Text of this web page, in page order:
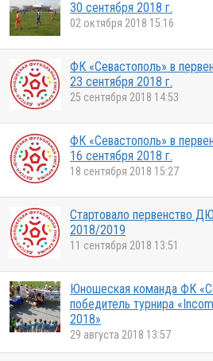
30 сентября 2018 г.
02 октября 2018 15:16
ФК «Севастополь» в
23 сентября 2018 г.
25 сентября 2018 14:53
ФК «Севастополь» в
16 сентября 2018 г.
18 сентября 2018 15:27
Стартовало первенство
2018/2019
11 сентября 2018 13:51
Юношеская команда ФК
победитель турнира
2018»
29 августа 2018 13:57